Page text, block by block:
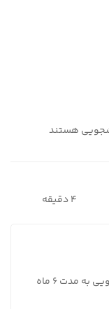
هستند
4 دقیقه
در این بخش نحوه راه اندازی فیگما دانشجویی به مدت 6 ماه